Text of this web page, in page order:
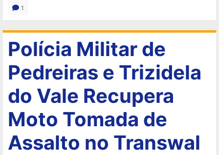
1
Polícia Militar de
Pedreiras e Trizidela
do Vale Recupera
Moto Tomada de
Assalto no Transwal